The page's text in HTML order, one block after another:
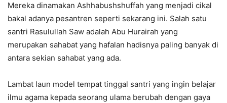
Mereka dinamakan Ashhabushshuffah yang menjadi cikal
bakal adanya pesantren seperti sekarang ini. Salah satu
santri Rasulullah Saw adalah Abu Hurairah yang
merupakan sahabat yang hafalan hadisnya paling banyak di
antara sekian sahabat yang ada.
Lambat laun model tempat tinggal santri yang ingin belajar
ilmu agama kepada seorang ulama berubah dengan gaya